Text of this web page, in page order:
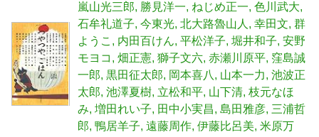
嵐山光三郎 勝見洋一 ねじめ正一 色川武大
石牟礼道子 今東光 北大路魯山人 幸田文 群
ようこ
内田百けん 平松洋子 堀井和子 安野
モヨコ
畑正憲 獅子文六 赤瀬川原平 窪島誠
一郎 黒田征太郎 岡本喜八 山本一力 池波正
太郎 池澤夏樹 立松和平 山下清 枝元なほ
み 増田れい子 田中小実昌 島田雅彦 三浦哲
郎 鴨居羊子 遠藤周作 伊藤比呂美 米原万